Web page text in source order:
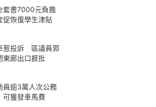
套書7000元負擔
恢復學生津貼
惹投訴 區議員郭
東廊出口捱批
員逾3萬人次公務
獲發車馬費